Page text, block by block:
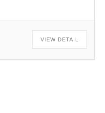
VIEW DETAIL